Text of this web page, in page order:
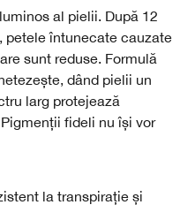
al pielii. După 12
petele întunecate cauzate
sunt reduse. Formulă
dând pielii un
larg protejează
fideli nu își vor
la transpirație și